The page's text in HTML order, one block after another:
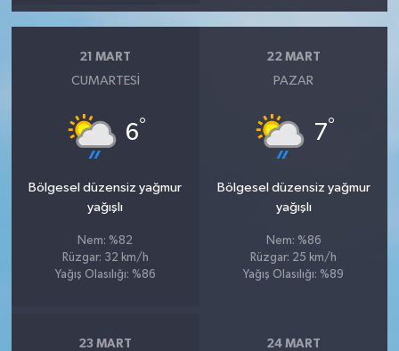
21 MART
CUMARTESI
6°
Bölgesel düzensiz yağmur
yağışlı
Nem: %82
Rüzgar: 32 km/h
Yağış Olasılığı: %86
22 MART
PAZAR
7°
Bölgesel düzensiz yağmur
yağışlı
Nem: %86
Rüzgar: 25 km/h
Yağış Olasılığı: %89
23 MART 24 MART